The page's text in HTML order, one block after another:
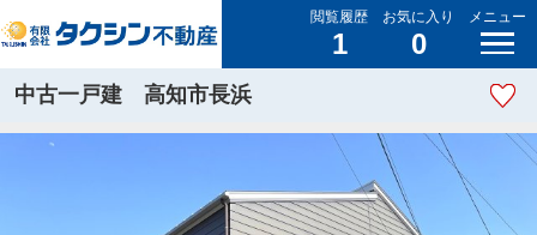
閲覧履歴
1
お気に入り
0
メニュー
中古一戸建 高知市長浜